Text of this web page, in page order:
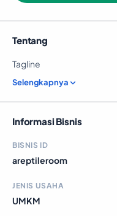
Tentang
Tagline
Selengkapnya
Informasi Bisnis
BISNIS ID
areptileroom
JENIS USAHA
UMKM